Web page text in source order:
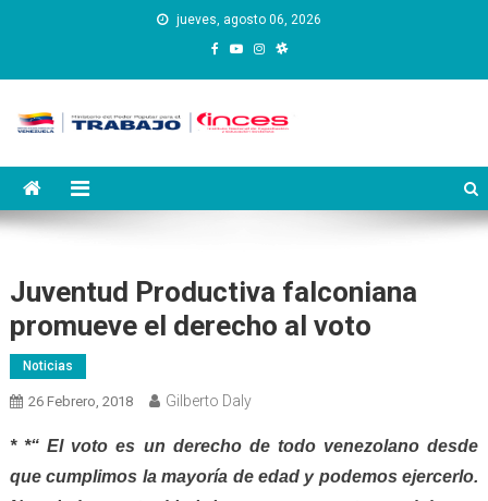
jueves, agosto 06, 2026
Instituto Nacional de
Capacitación y Educación
Juventud Productiva falconiana
promueve el derecho al voto
Noticias
26 Febrero, 2018 Gilberto Daly
* *“ El voto es un derecho de todo venezolano desde
que cumplimos la mayoría de edad y podemos ejercerlo.